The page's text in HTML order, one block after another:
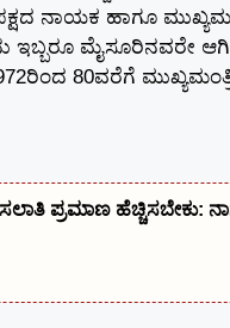
ನಾಯಕ ಹಾಗೂ
ಇಬ್ಬರೂ ಮೈಸೂರಿನವರೇ
80ವರೆಗೆ
ಪ್ರಮಾಣ ಹೆಚ್ಚಿಸಬೇಕು: